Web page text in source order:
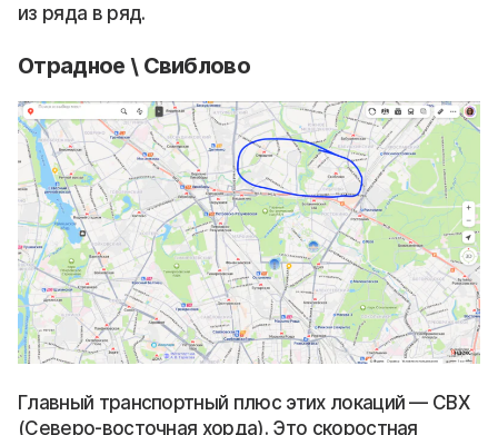
из ряда в ряд.
Отрадное \ Свиблово
Главный транспортный плюс этих локаций — СВХ
(Северо-восточная хорда). Это скоростная